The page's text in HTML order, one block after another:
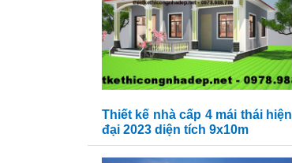
Thiết kế nhà cấp 4 mái thái hiện
đại 2023 diện tích 9x10m